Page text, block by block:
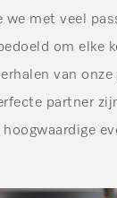
we met veel
om elke
van
partner